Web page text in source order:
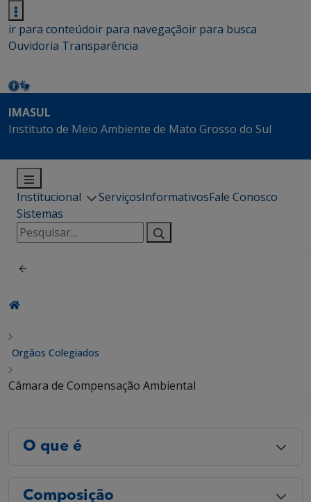
ir para conteúdoir para navegaçãoir para busca
Ouvidoria Transparência
IMASUL
Instituto de Meio Ambiente de Mato Grosso do Sul
Institucional ServiçosInformativosFale Conosco
Sistemas
Pesquisar
por:
Orgãos Colegiados
Câmara de Compensação Ambiental
O que é
Composição